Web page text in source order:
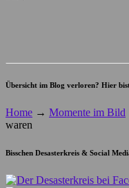
Übersicht im Blog verloren? Hier
Home → Momente im Bild
waren
Bisschen Desasterkreis & Social